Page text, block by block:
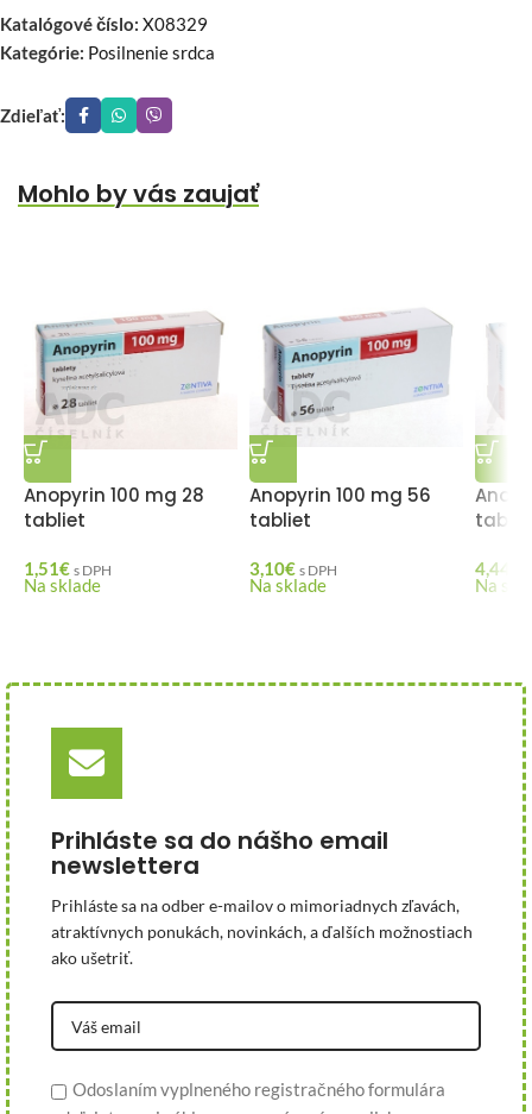
Katalógové číslo: X08329
Kategórie: Posilnenie srdca
Zdieľať:
Mohlo by vás zaujať
Anopyrin 100 mg 28
tabliet
1,51€ s DPH
Na sklade
Anopyrin 100 mg 56
tabliet
3,10€ s DPH
Na sklade
4,44
Na
Prihláste sa do nášho email
newslettera
Prihláste sa na odber e-mailov o mimoriadnych zľavách,
atraktívnych ponukách, novinkách, a ďalších možnostiach
ako ušetriť.
Odoslaním vyplneného registračného formulára